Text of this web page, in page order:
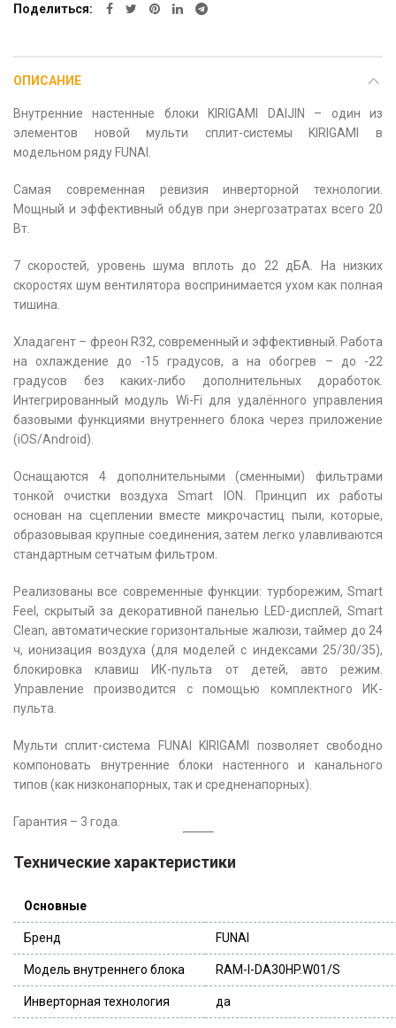
Поделиться
ОПИСАНИЕ
Внутренние настенные блоки KIRIGAMI DAIJIN – один из
элементов новой мульти сплит-системы KIRIGAMI в
модельном ряду FUNAI.
Самая современная ревизия инверторной технологии.
Мощный и эффективный обдув при энергозатратах всего 20
Вт.
7 скоростей, уровень шума вплоть до 22 дБА. На низких
скоростях шум вентилятора воспринимается ухом как полная
тишина.
Хладагент – фреон R32, современный и эффективный. Работа
на охлаждение до -15 градусов, а на обогрев – до -22
градусов без каких-либо дополнительных доработок.
Интегрированный модуль Wi-Fi для удалённого управления
базовыми функциями внутреннего блока через приложение
(iOS/Android).
Оснащаются 4 дополнительными (сменными) фильтрами
тонкой очистки воздуха Smart ION. Принцип их работы
основан на сцеплении вместе микрочастиц пыли, которые,
образовывая крупные соединения, затем легко улавливаются
стандартным сетчатым фильтром.
Реализованы все современные функции: турборежим, Smart
Feel, скрытый за декоративной панелью LED-дисплей, Smart
Clean, автоматические горизонтальные жалюзи, таймер до 24
ч, ионизация воздуха (для моделей с индексами 25/30/35),
блокировка клавиш ИК-пульта от детей, авто режим.
Управление производится с помощью комплектного ИК-
пульта.
Мульти сплит-система FUNAI KIRIGAMI позволяет свободно
компоновать внутренние блоки настенного и канального
типов (как низконапорных, так и средненапорных).
Гарантия – 3 года.
Технические характеристики
Основные
Бренд FUNAI
Модель внутреннего блока RAM-I-DA30HP.W01/S
Инверторная технология да